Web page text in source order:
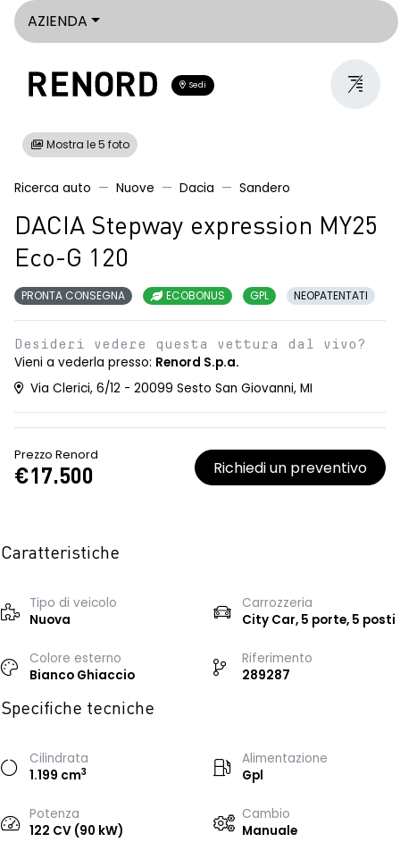
AZIENDA
Sedi
Mostra le 5 foto
Ricerca auto Nuove Dacia Sandero
DACIA Stepway expression MY25
Eco-G 120
PRONTA CONSEGNA ECOBONUS GPL NEOPATENTATI
Desideri vedere questa vettura dal vivo?
Vieni a vederla presso: Renord S.p.a.
Via Clerici, 6/12 - 20099 Sesto San Giovanni, MI
Prezzo Renord
€17.500 Richiedi un preventivo
Caratteristiche
Tipo di veicolo
Nuova
Carrozzeria
City Car, 5 porte, 5 posti
Colore esterno
Bianco Ghiaccio
Riferimento
289287
Specifiche tecniche
Cilindrata
1.199 cm3
Alimentazione
Gpl
Potenza
122 CV (90 kW)
Cambio
Manuale